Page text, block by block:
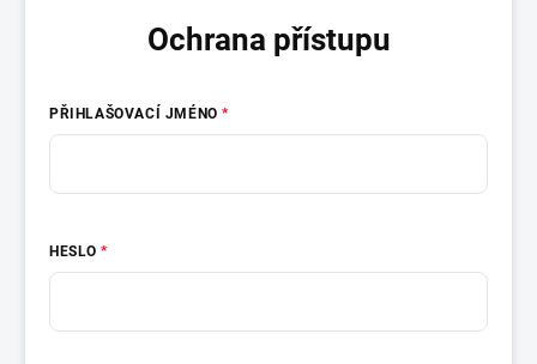
Ochrana přístupu
PŘIHLAŠOVACÍ JMÉNO
HESLO